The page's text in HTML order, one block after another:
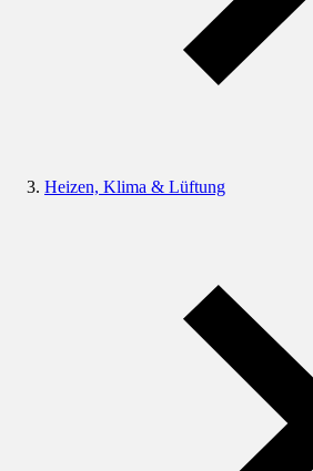
Heizen, Klima & Lüftung